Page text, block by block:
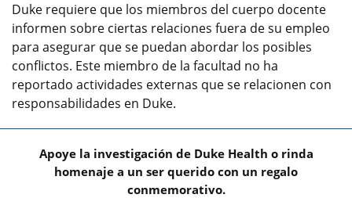
Duke requiere que los miembros del cuerpo docente
informen sobre ciertas relaciones fuera de su empleo
para asegurar que se puedan abordar los posibles
conflictos. Este miembro de la facultad no ha
reportado actividades externas que se relacionen con
responsabilidades en Duke.
Apoye la investigación de Duke Health o rinda
homenaje a un ser querido con un regalo
conmemorativo.